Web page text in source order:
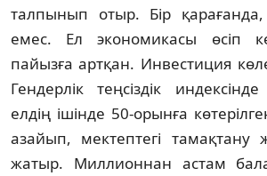
талпынып отыр. Бір
емес. Ел эконо­ми­ка­сы өсіп
пайызға артқан. Ин­вестиция
Гендерлік теңсіздік
елдің ішінде 50-орынға
азайып, мектептегі тамақтану
жатыр. Миллионнан астам